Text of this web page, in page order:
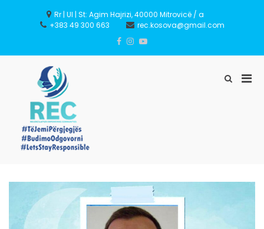
Rr | Ul | St: Agim Hajrizi, 40000 Mitrovicë / a
+383 49 300 663
rec.kosova@gmail.com
Show